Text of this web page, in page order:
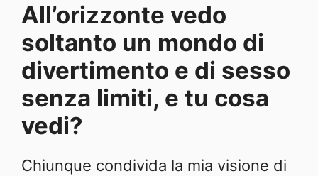
All’orizzonte vedo
soltanto un mondo di
divertimento e di sesso
senza limiti, e tu cosa
vedi?
Chiunque condivida la mia visione di